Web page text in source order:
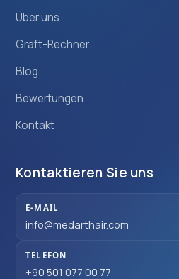
Über uns
Graft-Rechner
Blog
Bewertungen
Kontakt
Kontaktieren Sie uns
E-MAIL
info@medarthair.com
TELEFON
+90 501 077 00 77